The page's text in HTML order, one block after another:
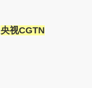
央视CGTN